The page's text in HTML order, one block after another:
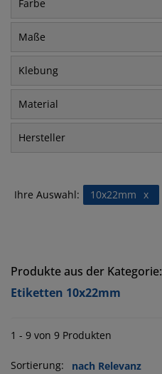
Farbe
Maße
Klebung
Material
Hersteller
Ihre Auswahl: x
10x22mm
Produkte aus der Kategorie:
Etiketten 10x22mm
1 - 9 von 9 Produkten
Sortierung: